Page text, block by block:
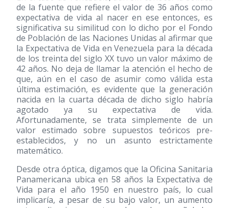
de la fuente que refiere el valor de 36 años como
expectativa de vida al nacer en ese entonces, es
significativa su similitud con lo dicho por el Fondo
de Población de las Naciones Unidas al afirmar que
la Expectativa de Vida en Venezuela para la década
de los treinta del siglo XX tuvo un valor máximo de
42 años. No deja de llamar la atención el hecho de
que, aún en el caso de asumir como válida esta
última estimación, es evidente que la generación
nacida en la cuarta década de dicho siglo habría
agotado ya su expectativa de vida.
Afortunadamente, se trata simplemente de un
valor estimado sobre supuestos teóricos pre-
establecidos, y no un asunto estrictamente
matemático.
Desde otra óptica, digamos que la Oficina Sanitaria
Panamericana ubica en 58 años la Expectativa de
Vida para el año 1950 en nuestro país, lo cual
implicaría, a pesar de su bajo valor, un aumento